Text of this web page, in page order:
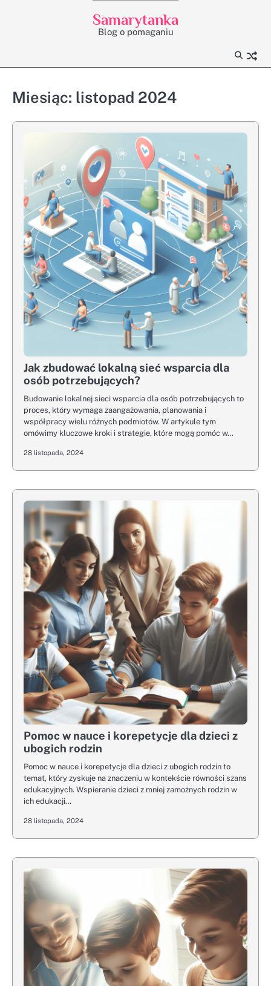
Samarytanka
Blog o pomaganiu
Miesiąc: listopad 2024
Jak zbudować lokalną sieć wsparcia dla
osób potrzebujących?
Budowanie lokalnej sieci wsparcia dla osób potrzebujących to
proces, który wymaga zaangażowania, planowania i
współpracy wielu różnych podmiotów. W artykule tym
omówimy kluczowe kroki i strategie, które mogą pomóc w…
28 listopada, 2024
Pomoc w nauce i korepetycje dla dzieci z
ubogich rodzin
Pomoc w nauce i korepetycje dla dzieci z ubogich rodzin to
temat, który zyskuje na znaczeniu w kontekście równości szans
edukacyjnych. Wspieranie dzieci z mniej zamożnych rodzin w
ich edukacji…
28 listopada, 2024